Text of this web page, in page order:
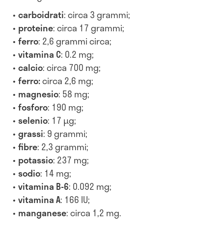
carboidrati: circa 3 grammi;
proteine: circa 17 grammi;
ferro: 2,6 grammi circa;
vitamina C: 0.2 mg;
calcio: circa 700 mg;
ferro:circa 2,6 mg;
magnesio: 58 mg;
fosforo: 190 mg;
selenio: 17 µg;
grassi: 9 grammi;
fibre: 2,3 grammi;
potassio: 237 mg;
sodio: 14 mg;
vitamina B-6: 0.092 mg;
vitamina A: 166 IU;
manganese: circa 1,2 mg.